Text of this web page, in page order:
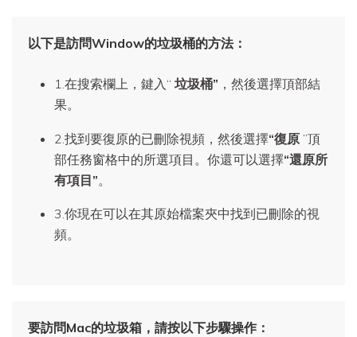
以下是訪問Window的垃圾桶的方法：
1.在搜索欄上，鍵入“ 垃圾桶” ，然後選擇頂部結
果。
2.找到要復原的已刪除視頻，然後選擇“復原 ”頂
部任務窗格中的所選項目。你還可以選擇“還原所
有項目”。
3.你現在可以在其原始檔案夾中找到已刪除的視
頻。
要訪問Mac的垃圾箱，請按以下步驟操作：